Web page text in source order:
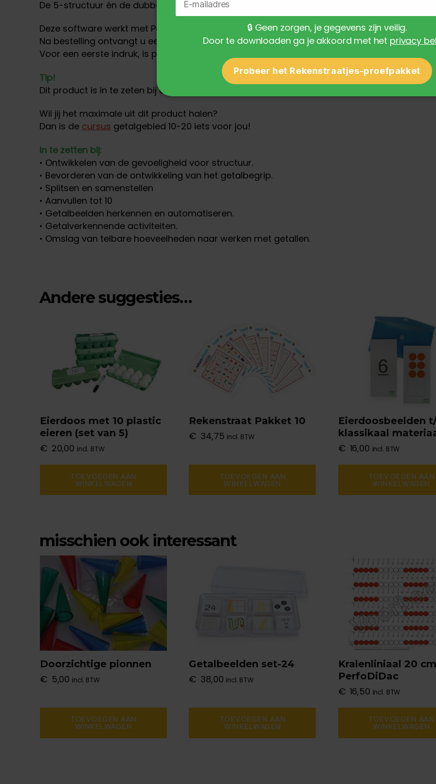
De 5-structuur én de dubbelbeelden kunnen bestudeerd én geflitst worden.
Deze software werkt met PowerPoint.
Na bestelling ontvangt u een mail waarin het product als download geleverd wordt.
Voor een eerste indruk, is pagina 1 van 4 van de handleiding toegevoegd.
Tip!
Dit product is in te zeten bij de leerlijn
Wil jij het maximale uit dit product halen?
Dan is de cursus getalgebied 10-20 iets voor jou!
In te zetten bij:
• Ontwikkelen van de gevoeligheid voor structuur.
• Bevorderen van de ontwikkeling van het getalbegrip.
• Splitsen en samenstellen
• Aanvullen tot 10
• Getalbeelden herkennen en automatiseren.
• Getalverkennende activiteiten.
• Omslag van telbare hoeveelheden naar werken met getallen.
Andere suggesties…
Eierdoos met 10 plastic
eieren (set van 5)
€ 20,00 incl. BTW
TOEVOEGEN AAN
WINKELWAGEN
Rekenstraat Pakket 10
€ 34,75 incl. BTW
TOEVOEGEN AAN
WINKELWAGEN
Eierdoosbeelden
klassikaal
€ 16,00 incl. BTW
TOEVOEGEN AAN
WINKELWAGEN
misschien ook interessant
Doorzichtige pionnen
€ 5,00 incl. BTW
TOEVOEGEN AAN
WINKELWAGEN
Getalbeelden set-24
€ 38,00 incl. BTW
TOEVOEGEN AAN
WINKELWAGEN
Kralenliniaal 20 cm
PerfoDiDac
€ 16,50 incl. BTW
TOEVOEGEN AAN
WINKELWAGEN
🔒 Geen zorgen, je gegevens zijn veilig.
Door te downloaden ga je akkoord met het privacy
Probeer het Rekenstraatjes-proefpakket